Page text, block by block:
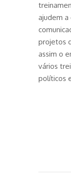
ajudem
projetos
assim o
vários
políticos